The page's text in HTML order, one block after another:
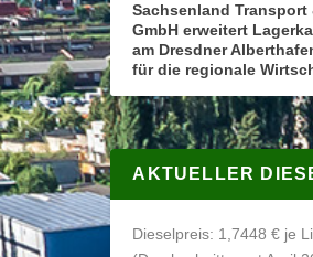
Sachsenland
GmbH erweitert
am Dresdner
für die regionale
AKTUELLER
Dieselpreis: 1,7448 € je